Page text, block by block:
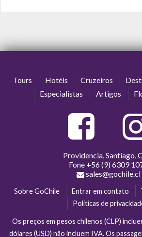
Tours Hotéis Cruzeiros
Especialistas
Artigos
Providencia, Santiago,
Fone +56 (9) 6309
sales@gochile.cl
Sobre GoChile Entrar em contato
Políticas de
Os preços em pesos chilenos (CLP)
dólares (USD) não incluem IVA. Os